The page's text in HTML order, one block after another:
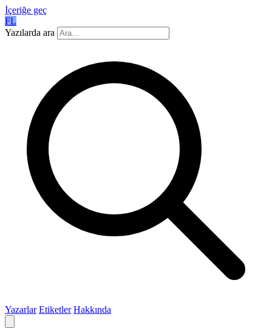
İçeriğe geç
FL
Yazılarda ara
Yazarlar Etiketler Hakkında